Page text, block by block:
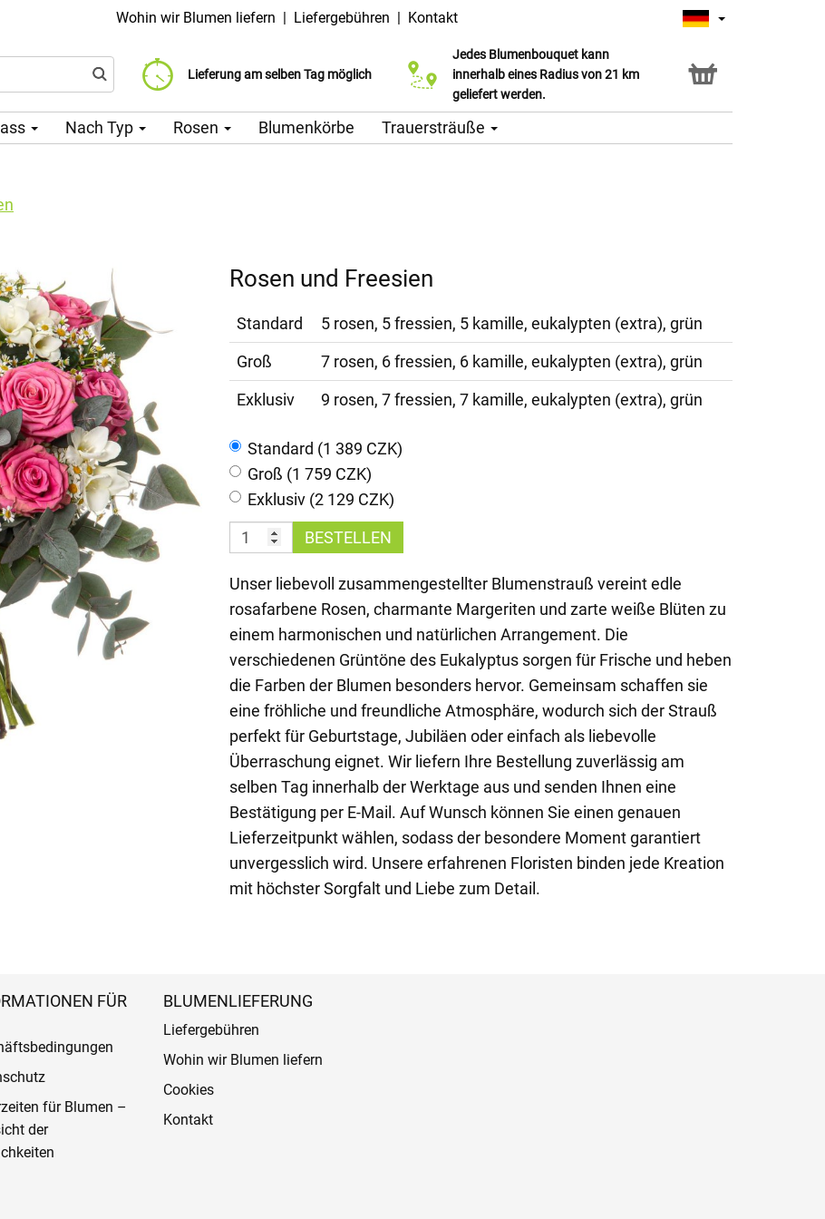
Wohin wir Blumen liefern | Liefergebühren | Kontakt
Lieferung am selben Tag möglich
Liefergebühr ab 99 CZK
Wählen Sie Ihr Lieferdatum
Jedes Blumenbouquet kann
innerhalb eines Radius von 21 km
geliefert werden.
Click & Collect Service
Nach Typ Rosen Blumenkörbe Trauersträuße
Rosen und Freesien
Standard
5 rosen, 5 fressien, 5 kamille, eukalypten (extra), grün
Groß
7 rosen, 6 fressien, 6 kamille, eukalypten (extra), grün
Exklusiv
9 rosen, 7 fressien, 7 kamille, eukalypten (extra), grün
Standard (1 389 CZK)
Groß (1 759 CZK)
Exklusiv (2 129 CZK)
BESTELLEN
Unser liebevoll zusammengestellter Blumenstrauß vereint edle
rosafarbene Rosen, charmante Margeriten und zarte weiße Blüten zu
einem harmonischen und natürlichen Arrangement. Die
verschiedenen Grüntöne des Eukalyptus sorgen für Frische und heben
die Farben der Blumen besonders hervor. Gemeinsam schaffen sie
eine fröhliche und freundliche Atmosphäre, wodurch sich der Strauß
perfekt für Geburtstage, Jubiläen oder einfach als liebevolle
Überraschung eignet. Wir liefern Ihre Bestellung zuverlässig am
selben Tag innerhalb der Werktage aus und senden Ihnen eine
Bestätigung per E-Mail. Auf Wunsch können Sie einen genauen
Lieferzeitpunkt wählen, sodass der besondere Moment garantiert
unvergesslich wird. Unsere erfahrenen Floristen binden jede Kreation
mit höchster Sorgfalt und Liebe zum Detail.
FÜR
für Blumen –
der
BLUMENLIEFERUNG
Liefergebühren
Wohin wir Blumen liefern
Cookies
Kontakt